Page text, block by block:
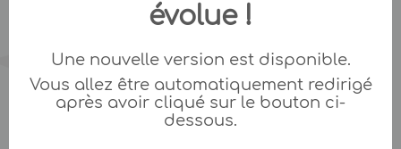
évolue !
Une nouvelle version est disponible.
Vous allez être automatiquement redirigé
après avoir cliqué sur le bouton ci-
dessous.